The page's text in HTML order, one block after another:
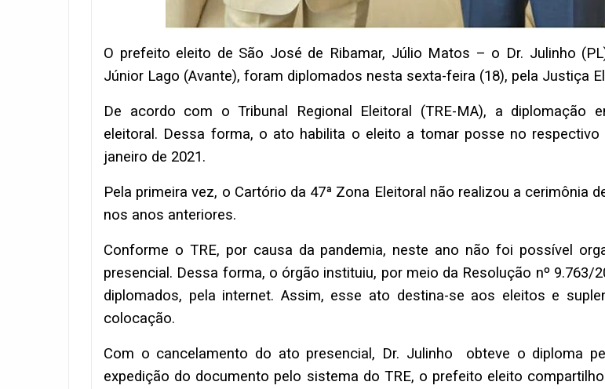
O prefeito eleito de São José de Ribamar, Júlio Matos – o Dr. Julinho
Júnior Lago (Avante), foram diplomados nesta sexta-feira (18), pela Justiça
De acordo com o Tribunal Regional Eleitoral (TRE-MA), a diplomação
eleitoral. Dessa forma, o ato habilita o eleito a tomar posse no respectivo
janeiro de 2021.
Pela primeira vez, o Cartório da 47ª Zona Eleitoral não realizou a cerimônia
nos anos anteriores.
Conforme o TRE, por causa da pandemia, neste ano não foi possível
presencial. Dessa forma, o órgão instituiu, por meio da Resolução nº 9.763/
diplomados, pela internet. Assim, esse ato destina-se aos eleitos e
colocação.
Com o cancelamento do ato presencial, Dr. Julinho obteve o diploma
expedição do documento pelo sistema do TRE, o prefeito eleito